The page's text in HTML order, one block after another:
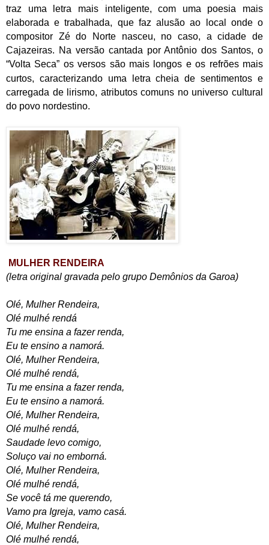
traz uma letra mais inteligente, com uma poesia mais
elaborada e trabalhada, que faz alusão ao local onde o
compositor Zé do Norte nasceu, no caso, a cidade de
Cajazeiras. Na versão cantada por Antônio dos Santos, o
“Volta Seca” os versos são mais longos e os refrõesmais
curtos, caracterizando uma letra cheia de sentimentos e
carregada de lirismo, atributos comuns no universo cultural
do povo nordestino.
MULHER RENDEIRA
(letra original gravada pelo grupo Demônios da Garoa)
Olé, Mulher Rendeira,
Olé mulhé rendá
Tu me ensina a fazer renda,
Eu te ensino a namorá.
Olé, Mulher Rendeira,
Olé mulhé rendá,
Tu me ensina a fazer renda,
Eu te ensino a namorá.
Olé, Mulher Rendeira,
Olé mulhé rendá,
Saudade levo comigo,
Soluço vai no emborná.
Olé, Mulher Rendeira,
Olé mulhé rendá,
Se você tá me querendo,
Vamo pra Igreja, vamo casá.
Olé, Mulher Rendeira,
Olé mulhé rendá,